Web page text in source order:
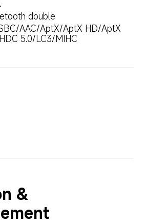
double
AAC/AptX/AptX HD/AptX
5.0/LC3/MIHC
&